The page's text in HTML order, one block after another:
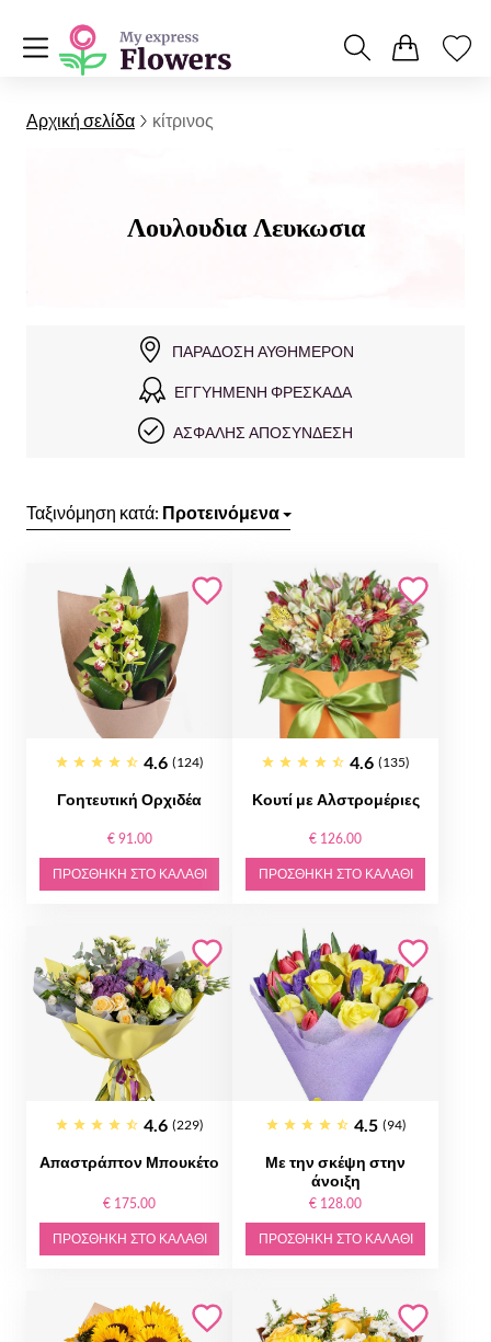
Αρχική σελίδα κίτρινος
Λουλουδια Λευκωσια
ΠΑΡΆΔΟΣΗ ΑΥΘΗΜΕΡΌΝ
ΕΓΓΥΗΜΈΝΗ ΦΡΕΣΚΆΔΑ
ΑΣΦΑΛΉΣ ΑΠΟΣΎΝΔΕΣΗ
Ταξινόμηση κατά: Προτεινόμενα
4.6 (124)
Γοητευτική Ορχιδέα
€ 91.00
ΠΡΟΣΘΉΚΗ ΣΤΟ ΚΑΛΆΘΙ
4.6 (135)
Κουτί με Αλστρομέριες
€ 126.00
ΠΡΟΣΘΉΚΗ ΣΤΟ ΚΑΛΆΘΙ
4.6 (229)
Απαστράπτον Μπουκέτο
€ 175.00
ΠΡΟΣΘΉΚΗ ΣΤΟ ΚΑΛΆΘΙ
4.5 (94)
Με την σκέψη στην
άνοιξη
€ 128.00
ΠΡΟΣΘΉΚΗ ΣΤΟ ΚΑΛΆΘΙ